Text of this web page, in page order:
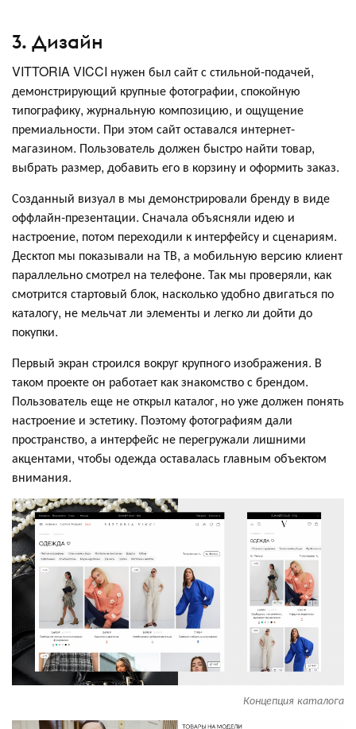
3. Дизайн
VITTORIA VICCI нужен был сайт с стильной-подачей,
демонстрирующий крупные фотографии, спокойную
типографику, журнальную композицию, и ощущение
премиальности. При этом сайт оставался интернет-
магазином. Пользователь должен быстро найти товар,
выбрать размер, добавить его в корзину и оформить заказ.
Созданный визуал в мы демонстрировали бренду в виде
оффлайн-презентации. Сначала объясняли идею и
настроение, потом переходили к интерфейсу и сценариям.
Десктоп мы показывали на ТВ, а мобильную версию клиент
параллельно смотрел на телефоне. Так мы проверяли, как
смотрится стартовый блок, насколько удобно двигаться по
каталогу, не мельчат ли элементы и легко ли дойти до
покупки.
Первый экран строился вокруг крупного изображения. В
таком проекте он работает как знакомство с брендом.
Пользователь еще не открыл каталог, но уже должен понять
настроение и эстетику. Поэтому фотографиям дали
пространство, а интерфейс не перегружали лишними
акцентами, чтобы одежда оставалась главным объектом
внимания.
Концепция каталога